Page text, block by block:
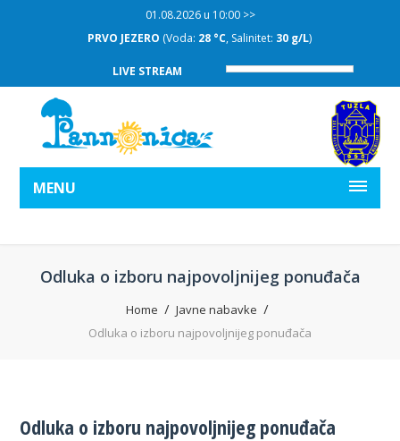
01.08.2026 u 10:00 >>
PRVO JEZERO (Voda: 28 °C, Salinitet: 30 g/L)
LIVE STREAM
MENU
Odluka o izboru najpovoljnijeg ponuđača
Home
Javne nabavke
Odluka o izboru najpovoljnijeg ponuđača
Odluka o izboru najpovoljnijeg ponuđača